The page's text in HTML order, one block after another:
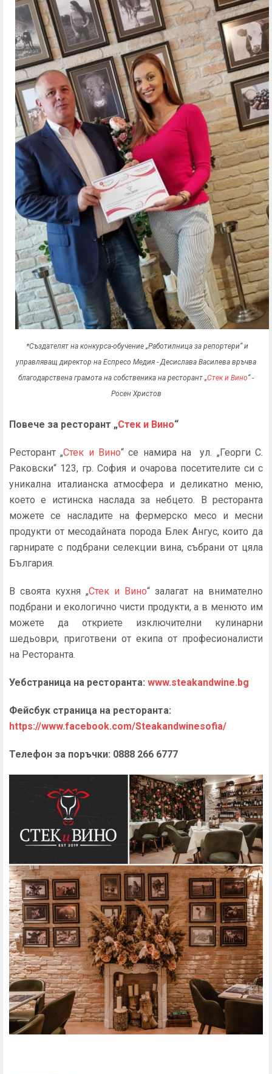
*Създателят на конкурса-обучение „Работилница за репортери“ и
управляващ директор на Еспресо Медия - Десислава Василева връчва
благодарствена грамота на собственика на ресторант „Стек и Вино“ -
Росен Христов
Повече за ресторант „Стек и Вино“
Ресторант „Стек и Вино“ се намира на ул. „Георги С.
Раковски“ 123, гр. София и очарова посетителите си с
уникална италианска атмосфера и деликатно меню,
което е истинска наслада за небцето. В ресторанта
можете се насладите на фермерско месо и месни
продукти от месодайната порода Блек Ангус, които да
гарнирате с подбрани селекции вина, събрани от цяла
България.
В своята кухня „Стек и Вино“ залагат на внимателно
подбрани и екологично чисти продукти, а в менюто им
можете да откриете изключителни кулинарни
шедьоври, приготвени от екипа от професионалисти
на Ресторанта.
Уебстраница на ресторанта: www.steakandwine.bg
Фейсбук страница на ресторанта:
https://www.facebook.com/Steakandwinesofia/
Телефон за поръчки: 0888 266 6777